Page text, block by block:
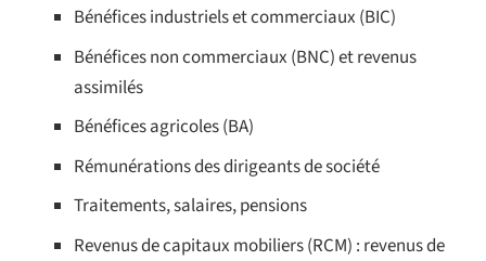
Bénéfices industriels et commerciaux (BIC)
Bénéfices non commerciaux (BNC) et revenus
assimilés
Bénéfices agricoles (BA)
Rémunérations des dirigeants de société
Traitements, salaires, pensions
Revenus de capitaux mobiliers (RCM) : revenus de